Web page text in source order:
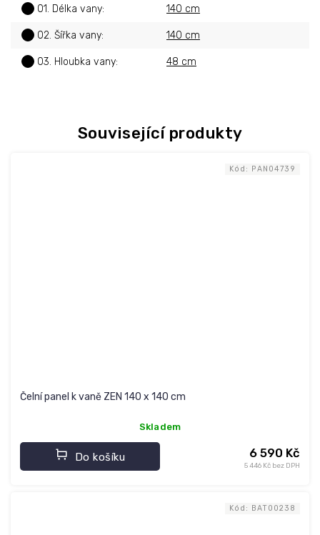
Související produkty
Čelní panel k vaně ZEN 140 x 140 cm
Skladem
5 446 Kč bez DPH
6 590 Kč
Do košíku
Kód: PAN04739
Kód: BAT00238
01. Délka vany: 140 cm
02. Šířka vany: 140 cm
03. Hloubka vany: 48 cm